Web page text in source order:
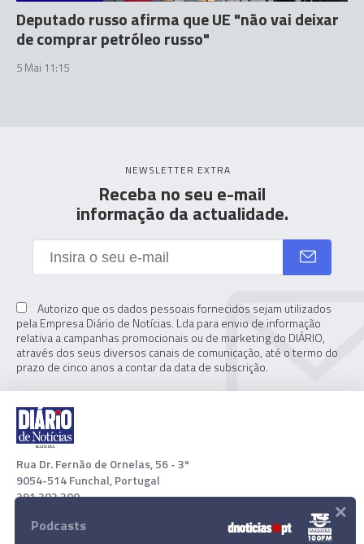
Deputado russo afirma que UE "não vai deixar
de comprar petróleo russo"
5 Mai 11:15
NEWSLETTER EXTRA
Receba no seu e-mail
informação da actualidade.
Autorizo que os dados pessoais fornecidos sejam utilizados
pela Empresa Diário de Notícias. Lda para envio de informação
relativa a campanhas promocionais ou de marketing do DIÁRIO,
através dos seus diversos canais de comunicação, até o termo do
prazo de cinco anos a contar da data de subscrição.
Rua Dr. Fernão de Ornelas, 56 - 3º
9054-514 Funchal, Portugal
291 202 300
Download App
Podcasts ×